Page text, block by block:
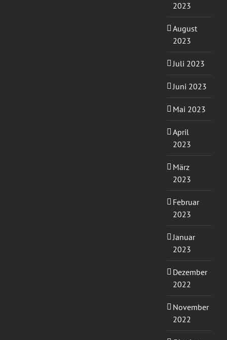
2023
August
2023
Juli 2023
Juni 2023
Mai 2023
April
2023
März
2023
Februar
2023
Januar
2023
Dezember
2022
November
2022